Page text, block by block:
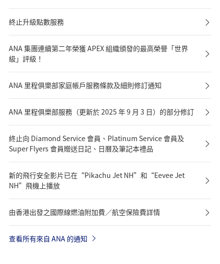
終止升級點數服務
ANA 集團連續第二年榮獲 APEX 組織頒發的最高榮譽「世界
級」評級！
ANA 里程俱樂部家庭帳戶服務條款及細則修訂通知
ANA 里程俱樂部服務（更新於 2025 年 9 月 3 日）的部分修訂
終止向 Diamond Service 會員、Platinum Service 會員及
Super Flyers 會員贈送日記、日曆及筆記本禮品
新的飛行安全影片已在“Pikachu Jet NH”和“Eevee Jet
NH”飛機上播放
由香港出發之國際線燃油附加費／航空保險費詳情
查看所有來自 ANA 的通知